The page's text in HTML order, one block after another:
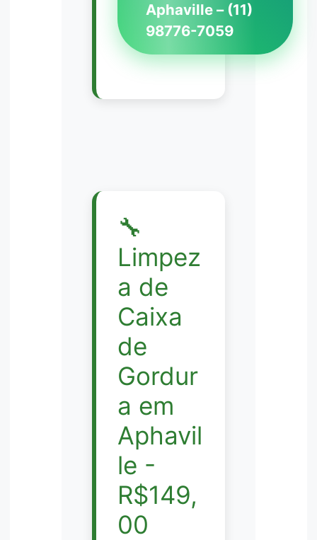
Aphaville – (11)
98776-7059
🔧
Limpez
a de
Caixa
de
Gordur
a em
Aphavil
le -
R$149,
00